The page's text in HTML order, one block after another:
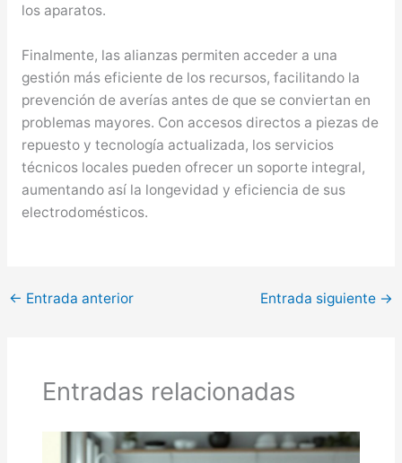
los aparatos.
Finalmente, las alianzas permiten acceder a una
gestión más eficiente de los recursos, facilitando la
prevención de averías antes de que se conviertan en
problemas mayores. Con accesos directos a piezas de
repuesto y tecnología actualizada, los servicios
técnicos locales pueden ofrecer un soporte integral,
aumentando así la longevidad y eficiencia de sus
electrodomésticos.
← Entrada anterior Entrada siguiente →
Entradas relacionadas